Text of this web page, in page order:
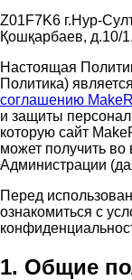
Z01F7K6 г.Нур-
Қошқарбаев, д.10/
Настоящая
Политика)
соглашению
и защиты
которую сайт
может получить
Администрации
Перед
ознакомиться с
1. Общие